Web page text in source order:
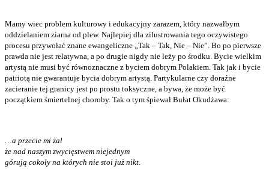
Mamy wiec problem kulturowy i edukacyjny zarazem, który nazwałbym
oddzielaniem ziarna od plew. Najlepiej dla zilustrowania tego oczywistego
procesu przywołać znane ewangeliczne „Tak – Tak, Nie – Nie”. Bo po pierwsze
prawda nie jest relatywna, a po drugie nigdy nie leży po środku. Bycie wielkim
artystą nie musi być równoznaczne z byciem dobrym Polakiem. Tak jak i bycie
patriotą nie gwarantuje bycia dobrym artystą. Partykularne czy doraźne
zacieranie tej granicy jest po prostu toksyczne, a bywa, że może być
początkiem śmiertelnej choroby. Tak o tym śpiewał Bułat Okudżawa:
…a przecie mi żal
że nad naszym zwycięstwem niejednym
górują cokoły na których nie stoi już nikt.